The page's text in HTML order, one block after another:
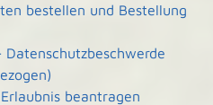
bestellen und Bestellung
beantragen